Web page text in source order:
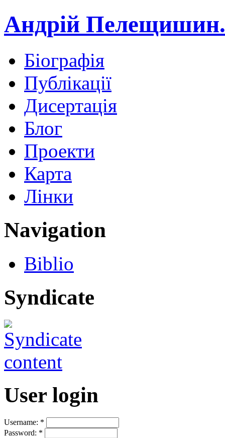
Андрій
Біографія
Публікації
Дисертація
Блог
Проекти
Карта
Лінки
Navigation
Biblio
Syndicate
User login
Username: *
Password: *